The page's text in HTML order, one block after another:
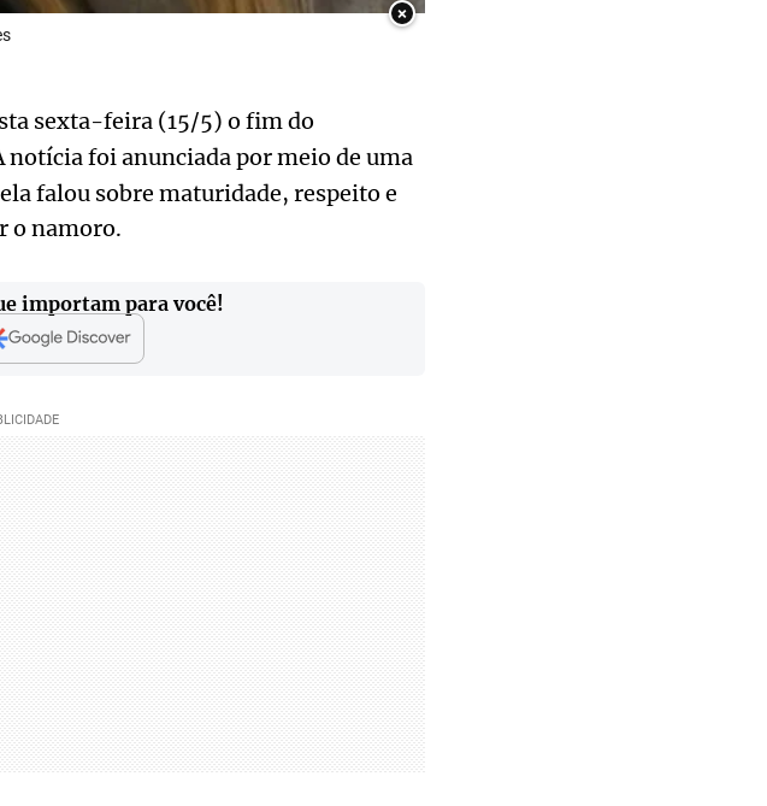
×
sexta-feira (15/5) o fim do
notícia foi anunciada por meio de uma
falou sobre maturidade, respeito e
o namoro.
importam para você!